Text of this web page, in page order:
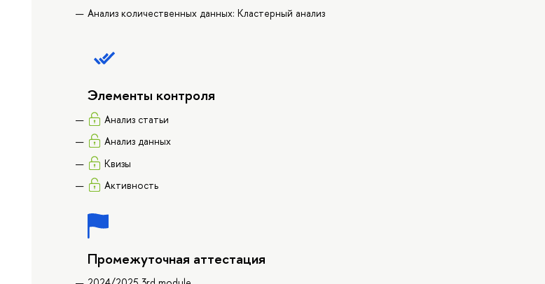
Анализ количественных данных: Кластерный анализ
Элементы контроля
Анализ статьи
Анализ данных
Квизы
Активность
Промежуточная аттестация